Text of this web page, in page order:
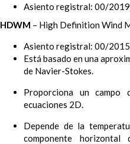
Asiento registral: 00/
HDWM – High Definition Wind
Asiento registral: 00/
Está basado en una
de Navier-Stokes.
Proporciona un
ecuaciones 2D.
Depende de la
componente